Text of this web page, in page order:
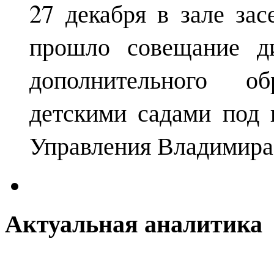
27 декабря в зале
прошло совещание
дополнительного
детскими садами под
Управления
Актуальная аналитика